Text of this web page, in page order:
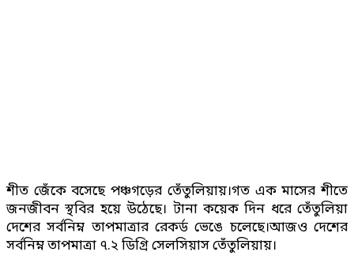
শীত জেঁকে বসেছে পঞ্চগড়ের তেঁতুলিয়ায়।গত এক মাসের শীতে
জনজীবন স্থবির হয়ে উঠেছে। টানা কয়েক দিন ধরে তেঁতুলিয়া
দেশের সর্বনিম্ন তাপমাত্রার রেকর্ড ভেঙে চলেছে।আজও দেশের
সর্বনিম্ন তাপমাত্রা ৭.২ ডিগ্রি সেলসিয়াস তেঁতুলিয়ায়।